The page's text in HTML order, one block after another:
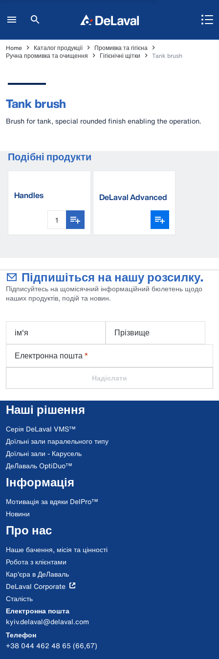
Home Каталог продукції
Промивка та гігієна
Ручна промивка та очищення
Гігієнічні щітки Tank brush
Tank brush
Brush for tank, special rounded finish enabling the operation.
Подібні продукти
Handles DeLaval Advanced
Підпишіться на нашу розсилку.
Підписуйтесь на щомісячний інформаційний бюлетень щодо
наших продуктів, подій та новин.
ім'я
Прізвище
Електронна пошта*
Надіслати
Наші рішення
Серія DeLaval VMS™
Доїльні зали паралельного типу
Доїльні зали - Карусель
ДеЛаваль OptiDuo™
Інформація
Мотивація за вдяки DelPro™
Новини
Про нас
Наше бачення, місія та цінності
Робота з клієнтами
Кар'єра в ДеЛаваль
DeLaval Corporate
Сталість
Електронна пошта
kyiv.delaval@delaval.com
Телефон
+38 044 462 48 65 (66,67)